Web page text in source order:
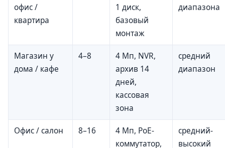
офис /
квартира
1 диск,
базовый
монтаж
диапазона
Магазин у
дома / кафе
4–8
4 Мп, NVR,
архив 14
дней,
кассовая
зона
средний
диапазон
Офис / салон 8–16
4 Мп, PoE-
коммутатор,
средний-
высокий